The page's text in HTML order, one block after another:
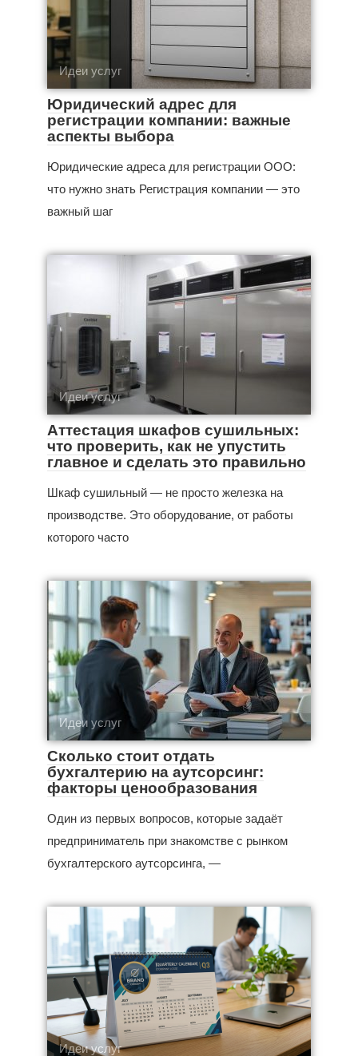
Идеи услуг
Юридический адрес для
регистрации компании: важные
аспекты выбора
Юридические адреса для регистрации ООО:
что нужно знать Регистрация компании — это
важный шаг
Идеи услуг
Аттестация шкафов сушильных:
что проверить, как не упустить
главное и сделать это правильно
Шкаф сушильный — не просто железка на
производстве. Это оборудование, от работы
которого часто
Идеи услуг
Сколько стоит отдать
бухгалтерию на аутсорсинг:
факторы ценообразования
Один из первых вопросов, которые задаёт
предприниматель при знакомстве с рынком
бухгалтерского аутсорсинга, —
Идеи услуг